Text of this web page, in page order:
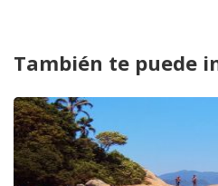
También te puede